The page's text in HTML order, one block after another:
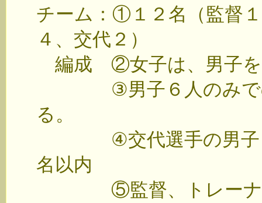
チーム：①１２名（監督
４、交代２）
編成 ②女子は、男子を
③男子６人のみでの
る。
④交代選手の男子・
名以内
⑤監督、トレーナー